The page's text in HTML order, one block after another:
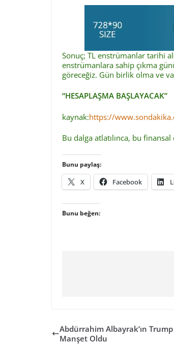
Sonuç; TL enstrümanlar tarihi
enstrümanlara sahip çıkma
göreceğiz. Gün birlik olma ve
“HESAPLAŞMA BAŞLAYACAK”
kaynak:https://
Bu dalga atlatılınca, bu
Bunu paylaş:
X Facebook
Bunu beğen:
Abdürrahim Albayrak’ın
Manşet Oldu